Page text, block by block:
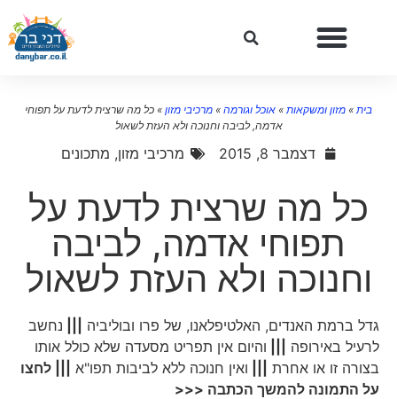
»מזון ומשקאות»אוכל וגורמה»מרכיבי מזון »כל מה שרצית לדעת על תפוחי
אדמה, לביבה וחנוכה ולא העזת לשאול
דצמבר 8, 2015 מרכיבי מזון,מתכונים
כל מה שרצית לדעת על
תפוחי אדמה, לביבה
וחנוכה ולא העזת לשאול
גדל ברמת האנדים, האלטיפלאנו, של פרו ובוליביה|||
נחשב
לרעיל באירופה|||
והיום אין תפריט מסעדה שלא כולל אותו
בצורה זו או אחרת||| ואין חנוכה ללא לביבות תפו"א||| לחצו
על התמונה להמשך הכתבה <<<